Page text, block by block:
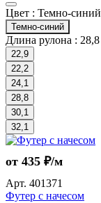
Цвет : Темно-синий
Темно-синий
Длина рулона : 28,8
22,9
22,2
24,1
28,8
30,1
32,1
от 435 ₽/м
Арт. 401371
Футер с начесом